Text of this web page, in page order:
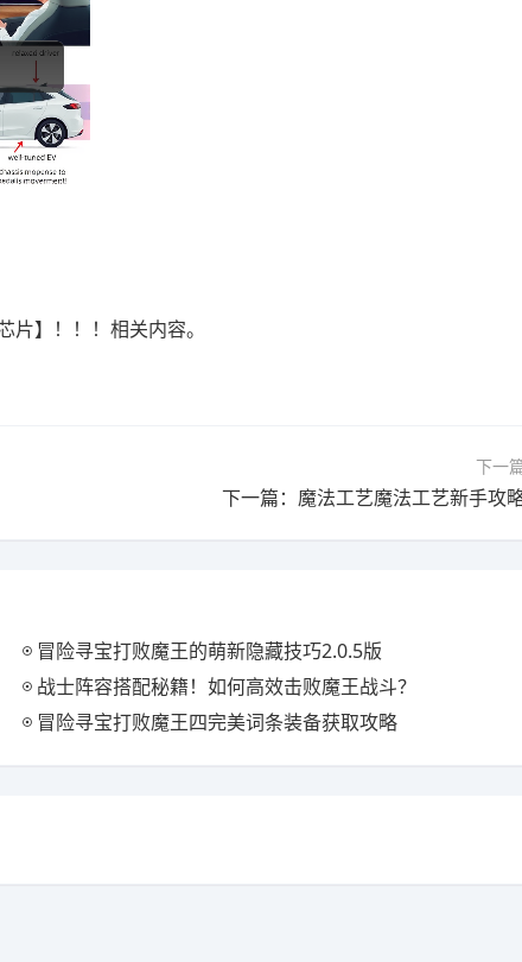
】！！！相关内容。
下一
下一篇：魔法工艺魔法工艺新手攻
冒险寻宝打败魔王的萌新隐藏技巧2.0.5版
战士阵容搭配秘籍！如何高效击败魔王战斗？
冒险寻宝打败魔王四完美词条装备获取攻略